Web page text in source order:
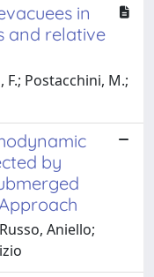
in
and relative
F.; Postacchini, M.;
by
Aniello;